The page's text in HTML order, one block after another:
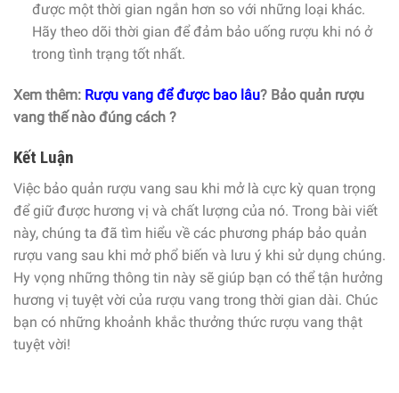
được một thời gian ngắn hơn so với những loại khác.
Hãy theo dõi thời gian để đảm bảo uống rượu khi nó ở
trong tình trạng tốt nhất.
Xem thêm: Rượu vang để được bao lâu? Bảo quản rượu
vang thế nào đúng cách ?
Kết Luận
Việc bảo quản rượu vang sau khi mở là cực kỳ quan trọng
để giữ được hương vị và chất lượng của nó. Trong bài viết
này, chúng ta đã tìm hiểu về các phương pháp bảo quản
rượu vang sau khi mở phổ biến và lưu ý khi sử dụng chúng.
Hy vọng những thông tin này sẽ giúp bạn có thể tận hưởng
hương vị tuyệt vời của rượu vang trong thời gian dài. Chúc
bạn có những khoảnh khắc thưởng thức rượu vang thật
tuyệt vời!